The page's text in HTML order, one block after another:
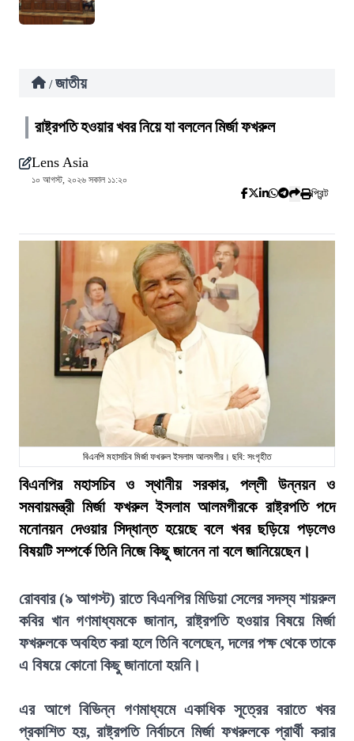
/ জাতীয়
রাষ্ট্রপতি হওয়ার খবর নিয়ে যা বললেন মির্জা ফখরুল
Lens Asia
১০ আগস্ট, ২০২৬ সকাল ১১:২০
প্রিন্ট
বিএনপি মহাসচিব মির্জা ফখরুল ইসলাম আলমগীর। ছবি: সংগৃহীত
বিএনপির মহাসচিব ও স্থানীয় সরকার, পল্লী উন্নয়ন ও
সমবায়মন্ত্রী মির্জা ফখরুল ইসলাম আলমগীরকে রাষ্ট্রপতি পদে
মনোনয়ন দেওয়ার সিদ্ধান্ত হয়েছে বলে খবর ছড়িয়ে পড়লেও
বিষয়টি সম্পর্কে তিনি নিজে কিছু জানেন না বলে জানিয়েছেন।
রোববার (৯ আগস্ট) রাতে বিএনপির মিডিয়া সেলের সদস্য শায়রুল
কবির খান গণমাধ্যমকে জানান, রাষ্ট্রপতি হওয়ার বিষয়ে মির্জা
ফখরুলকে অবহিত করা হলে তিনি বলেছেন, দলের পক্ষ থেকে তাকে
এ বিষয়ে কোনো কিছু জানানো হয়নি।
এর আগে বিভিন্ন গণমাধ্যমে একাধিক সূত্রের বরাতে খবর
প্রকাশিত হয়, রাষ্ট্রপতি নির্বাচনে মির্জা ফখরুলকে প্রার্থী করার